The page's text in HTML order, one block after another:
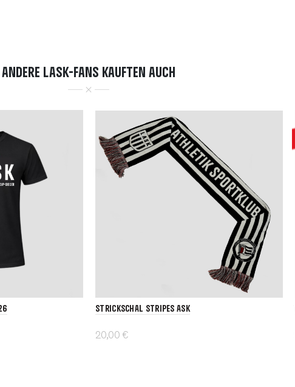
ANDERE LASK-FANS KAUFTEN AUCH
Strickschal Stripes ASK
20,00 €